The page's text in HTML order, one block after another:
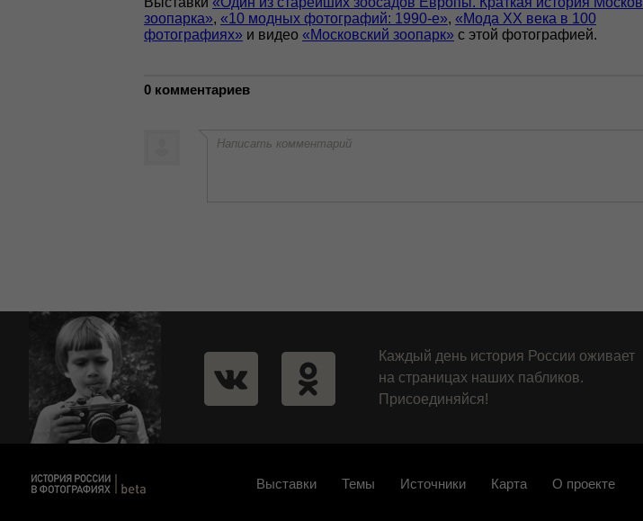
зоопарка», «10 модных фотографий: 1990-е», «Мода ХХ века в 100
фотографиях» и видео «Московский зоопарк» с этой фотографией.
0 комментариев
Написать комментарий
Каждый день история России оживает
на страницах наших пабликов.
Присоединяйся!
Выставки Темы Источники Карта О проекте